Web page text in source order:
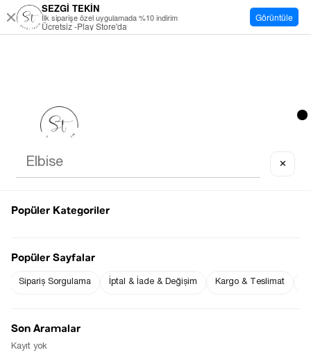
SEZGİ TEKİN
İlk siparişe özel uygulamada %10 indirim
Ücretsiz -Play Store'da
Görüntüle
✕
Popüler Kategoriler
Popüler Sayfalar
Sipariş Sorgulama İptal & İade & Değişim Kargo & Teslimat
Son Aramalar
Kayıt yok